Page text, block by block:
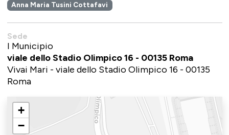
Anna Maria Tusini Cottafavi
Sede
I Municipio
viale dello Stadio Olimpico 16 - 00135 Roma
Vivai Mari - viale dello Stadio Olimpico 16 - 00135
Roma
+
−